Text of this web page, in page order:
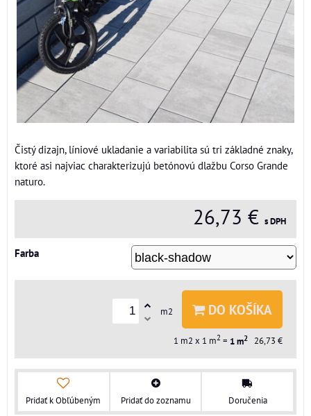
Čistý dizajn, líniové ukladanie a variabilita sú tri základné znaky,
ktoré asi najviac charakterizujú betónovú dlažbu Corso Grande
naturo.
26,73 € s DPH
Farba
m2 DO KOŠÍKA
1 m2 x 1 m2 = 1m2 26,73 €
Pridať k Obľúbeným Pridať do zoznamu Doručenia